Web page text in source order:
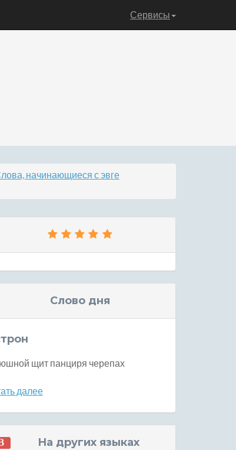
Сервисы
начинающиеся с эвге
Слово дня
щит панциря черепах
далее
На других языках